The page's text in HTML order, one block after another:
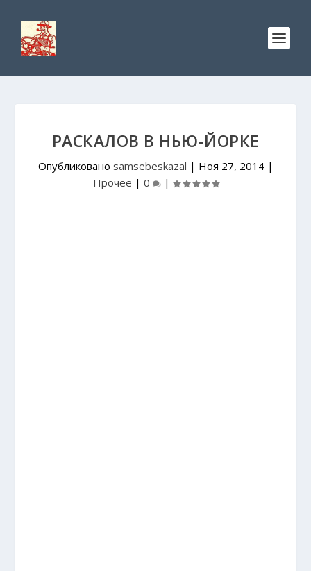
РАСКАЛОВ В НЬЮ-ЙОРКЕ
Опубликовано samsebeskazal | Ноя 27, 2014|
Прочее | 0 |